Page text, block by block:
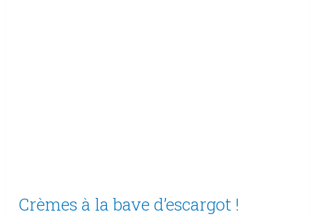
Crèmes à la bave d’escargot !